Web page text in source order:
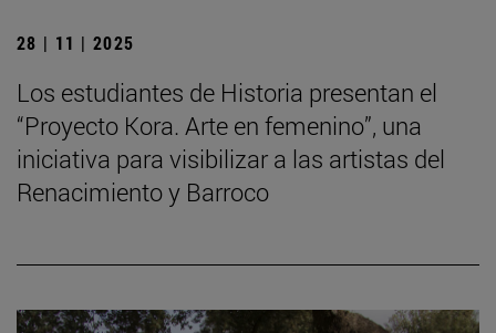
28 | 11 | 2025
Los estudiantes de Historia presentan el
“Proyecto Kora. Arte en femenino”, una
iniciativa para visibilizar a las artistas del
Renacimiento y Barroco